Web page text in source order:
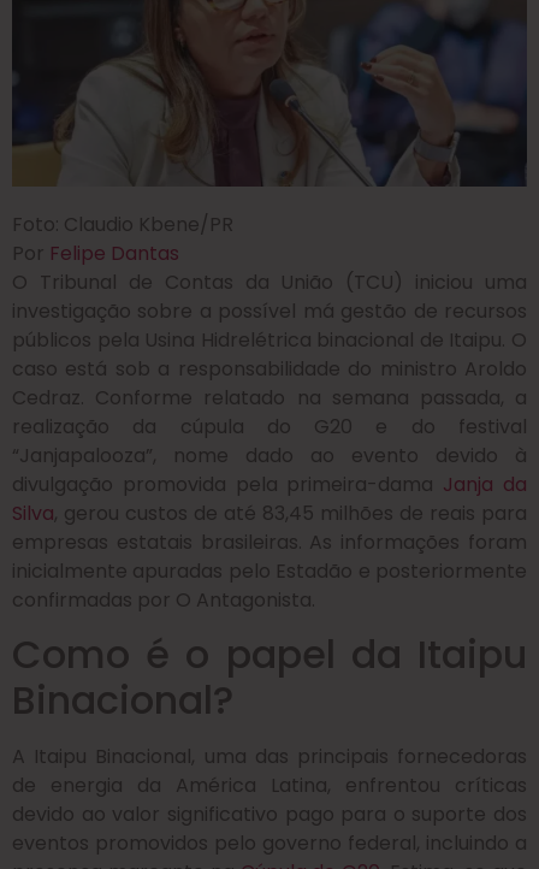
Foto: Claudio Kbene/PR
Por Felipe Dantas
O Tribunal de Contas da União (TCU) iniciou uma
investigação sobre a possível má gestão de recursos
públicos pela Usina Hidrelétrica binacional de Itaipu. O
caso está sob a responsabilidade do ministro Aroldo
Cedraz. Conforme relatado na semana passada, a
realização da cúpula do G20 e do festival
“Janjapalooza”, nome dado ao evento devido à
divulgação promovida pela primeira-dama Janja da
Silva, gerou custos de até 83,45 milhões de reais para
empresas estatais brasileiras. As informações foram
inicialmente apuradas pelo Estadão e posteriormente
confirmadas por O Antagonista.
Como é o papel da Itaipu
Binacional?
A Itaipu Binacional, uma das principais fornecedoras
de energia da América Latina, enfrentou críticas
devido ao valor significativo pago para o suporte dos
eventos promovidos pelo governo federal, incluindo a